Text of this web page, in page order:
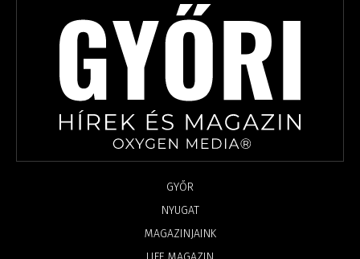
GYŐR
NYUGAT
MAGAZINJAINK